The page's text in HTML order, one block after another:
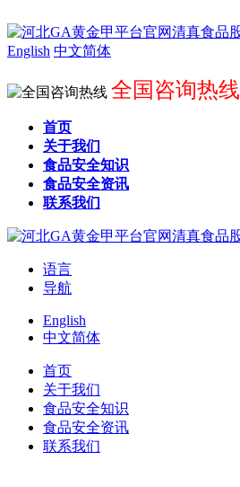
English 中文简体
全国咨询热
首页
关于我们
食品安全知识
食品安全资讯
联系我们
语言
导航
English
中文简体
首页
关于我们
食品安全知识
食品安全资讯
联系我们